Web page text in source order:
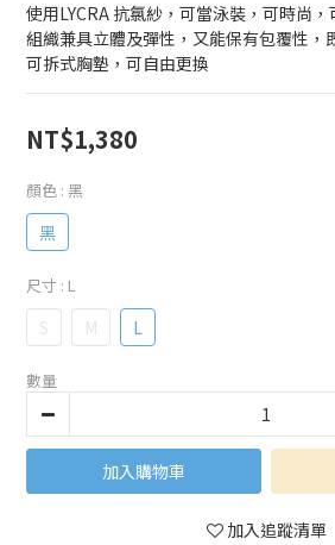
使用LYCRA 抗氯紗，可當泳裝，可時尚
組織兼具立體及彈性，又能保有包覆性，
可拆式胸墊，可自由更換
NT$1,380
顏色 : 黑
黑
尺寸 : L
S M L
數量
加入購物車
加入追蹤清單